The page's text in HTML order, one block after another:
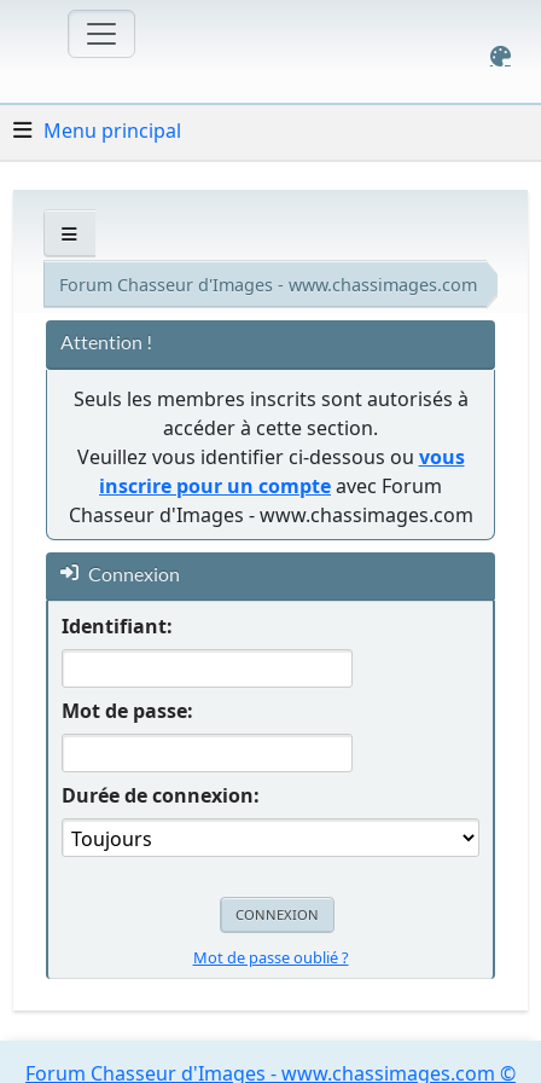
Menu principal
Forum Chasseur d'Images - www.chassimages.com
Attention !
Seuls les membres inscrits sont autorisés à
accéder à cette section.
Veuillez vous identifier ci-dessous ou vous
inscrire pour un compteavec Forum
Chasseur d'Images - www.chassimages.com
Connexion
Identifiant:
Mot de passe:
Durée de connexion:
Mot de passe oublié ?
Forum Chasseur d'Images - www.chassimages.com ©